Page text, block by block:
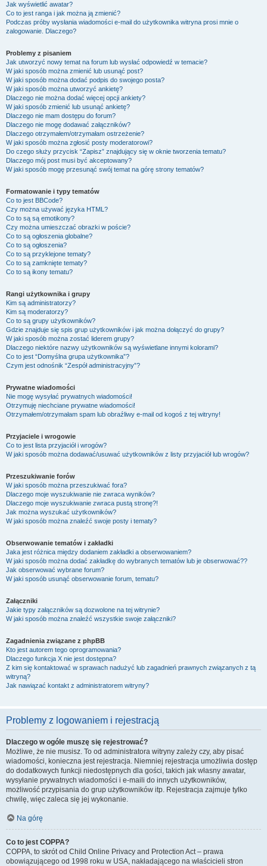
Jak wyświetlić awatar?
Co to jest ranga i jak można ją zmienić?
Podczas próby wysłania wiadomości e-mail do użytkownika witryna prosi mnie o
zalogowanie. Dlaczego?
Problemy z pisaniem
Jak utworzyć nowy temat na forum lub wysłać odpowiedź w temacie?
W jaki sposób można zmienić lub usunąć post?
W jaki sposób można dodać podpis do swojego posta?
W jaki sposób można utworzyć ankietę?
Dlaczego nie można dodać więcej opcji ankiety?
W jaki sposób zmienić lub usunąć ankietę?
Dlaczego nie mam dostępu do forum?
Dlaczego nie mogę dodawać załączników?
Dlaczego otrzymałem/otrzymałam ostrzeżenie?
W jaki sposób można zgłosić posty moderatorowi?
Do czego służy przycisk “Zapisz” znajdujący się w oknie tworzenia tematu?
Dlaczego mój post musi być akceptowany?
W jaki sposób mogę przesunąć swój temat na górę strony tematów?
Formatowanie i typy tematów
Co to jest BBCode?
Czy można używać języka HTML?
Co to są są emotikony?
Czy można umieszczać obrazki w poście?
Co to są ogłoszenia globalne?
Co to są ogłoszenia?
Co to są przyklejone tematy?
Co to są zamknięte tematy?
Co to są ikony tematu?
Rangi użytkownika i grupy
Kim są administratorzy?
Kim są moderatorzy?
Co to są grupy użytkowników?
Gdzie znajduje się spis grup użytkowników i jak można dołączyć do grupy?
W jaki sposób można zostać liderem grupy?
Dlaczego niektóre nazwy użytkowników są wyświetlane innymi kolorami?
Co to jest “Domyślna grupa użytkownika”?
Czym jest odnośnik “Zespół administracyjny”?
Prywatne wiadomości
Nie mogę wysyłać prywatnych wiadomości!
Otrzymuję niechciane prywatne wiadomości!
Otrzymałem/otrzymałam spam lub obraźliwy e-mail od kogoś z tej witryny!
Przyjaciele i wrogowie
Co to jest lista przyjaciół i wrogów?
W jaki sposób można dodawać/usuwać użytkowników z listy przyjaciół lub wrogów?
Przeszukiwanie forów
W jaki sposób można przeszukiwać fora?
Dlaczego moje wyszukiwanie nie zwraca wyników?
Dlaczego moje wyszukiwanie zwraca pustą stronę?!
Jak można wyszukać użytkowników?
W jaki sposób można znaleźć swoje posty i tematy?
Obserwowanie tematów i zakładki
Jaka jest różnica między dodaniem zakładki a obserwowaniem?
W jaki sposób można dodać zakładkę do wybranych tematów lub je obserwować??
Jak obserwować wybrane forum?
W jaki sposób usunąć obserwowanie forum, tematu?
Załączniki
Jakie typy załączników są dozwolone na tej witrynie?
W jaki sposób można znaleźć wszystkie swoje załączniki?
Zagadnienia związane z phpBB
Kto jest autorem tego oprogramowania?
Dlaczego funkcja X nie jest dostępna?
Z kim się kontaktować w sprawach nadużyć lub zagadnień prawnych związanych z tą
witryną?
Jak nawiązać kontakt z administratorem witryny?
Problemy z logowaniem i rejestracją
Dlaczego w ogóle muszę się rejestrować?
Możliwe, że nie musisz. To od administratora witryny zależy czy, aby pisać
wiadomości, konieczna jest rejestracja. Niemniej rejestracja umożliwia dostęp
do dodatkowych funkcji niedostępnych dla gości, takich jak własny awatar,
wysyłanie prywatnych wiadomości i e-maili do innych użytkowników,
możliwość przypisania do grup użytkowników itp. Rejestracja zajmuje tylko
chwilę, więc zaleca się jej wykonanie.
Na górę
Co to jest COPPA?
COPPA, to skrót od Child Online Privacy and Protection Act – prawa
obowiązującego od 1998 roku w USA, nakładającego na właścicieli stron